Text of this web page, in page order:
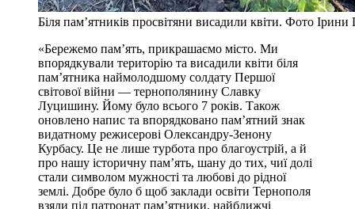
Біля пам’ятників просвітяни висадили квіти. Фото
«Бережемо пам’ять, прикрашаємо місто. Ми
впорядкували територію та висадили квіти біля
пам’ятника наймолодшому солдату Першої
світової війни — тернополянину Славку
Луцишину. Йому було всього 7 років. Також
оновлено напис та впорядковано памʼятний знак
видатному режисерові Олександру-Зенону
Курбасу. Це не лише турбота про благоустрій, а й
про нашу історичну пам’ять, шану до тих, чиї долі
стали символом мужності та любові до рідної
землі. Добре було б щоб заклади освіти Тернополя
взяли під патронат памʼятники, найближчі